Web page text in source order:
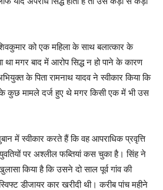
को एक महिला के साथ बलात्कार के
था मगर बाद में आरोप सिद्ध न हो पाने के कारण
के पिता रामनाथ यादव ने स्वीकार किया कि
कुछ मामले दर्ज हुए थे मगर किसी एक में भी उस
में स्वीकार करते हैं कि वह आपराधिक प्रवृत्ति
पर अश्लील फब्तियां कस चुका है। सिंह ने
किया है कि उसने दो साल पूर्व गांव की
डीजायर कार खरीदी थी। करीब पांच महीने